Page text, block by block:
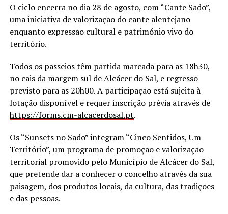
O ciclo encerra no dia 28 de agosto, com “Cante Sado”,
uma iniciativa de valorização do cante alentejano
enquanto expressão cultural e património vivo do
território.
Todos os passeios têm partida marcada para as 18h30,
no cais da margem sul de Alcácer do Sal, e regresso
previsto para as 20h00. A participação está sujeita à
lotação disponível e requer inscrição prévia através de
https://forms.cm-alcacerdosal.pt.
Os “Sunsets no Sado” integram “Cinco Sentidos, Um
Território”, um programa de promoção e valorização
territorial promovido pelo Município de Alcácer do Sal,
que pretende dar a conhecer o concelho através da sua
paisagem, dos produtos locais, da cultura, das tradições
e das pessoas.